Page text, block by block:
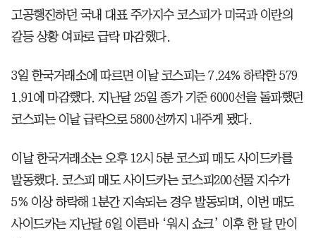
고공행진하던 국내 대표 주가지수 코스피가 미국과 이란의
갈등 상황 여파로 급락 마감했다.
3일 한국거래소에 따르면 이날 코스피는 7.24% 하락한 579
1.91에 마감했다. 지난달 25일 종가 기준 6000선을 돌파했던
코스피는 이날 급락으로 5800선까지 내주게 됐다.
이날 한국거래소는 오후 12시 5분 코스피 매도 사이드카를
발동했다. 코스피 매도 사이드카는 코스피200선물 지수가
5% 이상 하락해 1분간 지속되는 경우 발동되며, 이번 매도
사이드카는 지난달 6일 이른바 ‘워시 쇼크’ 이후 한 달 만이